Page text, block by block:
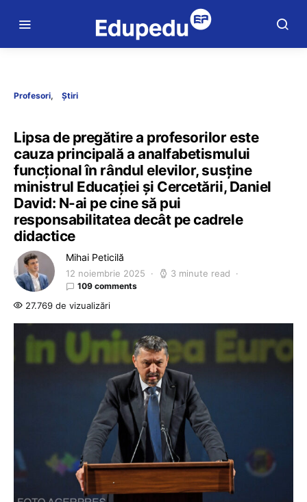
Profesori Știri
Lipsa de pregătire a profesorilor este
cauza principală a analfabetismului
funcțional în rândul elevilor, susține
ministrul Educației și Cercetării, Daniel
David: N-ai pe cine să pui
responsabilitatea decât pe cadrele
didactice
Mihai Peticilă
12 noiembrie 2025 3 minute read
109 comments
27.769 de vizualizări